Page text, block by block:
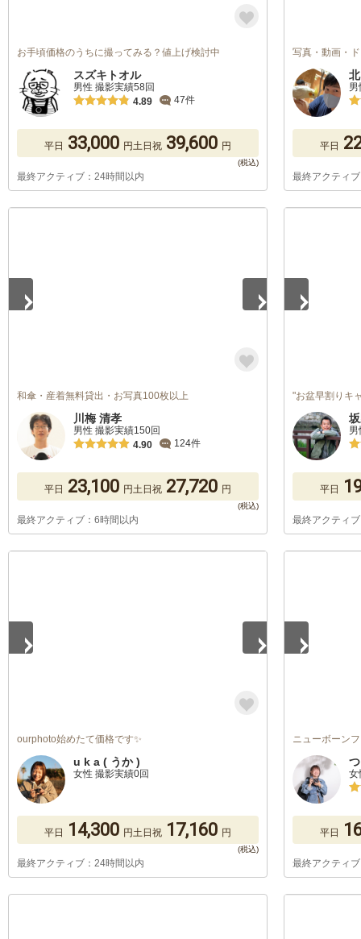
お手頃価格のうちに撮ってみる？値上げ検討中
スズキトオル
男性 撮影実績58回
4.89
47件
平日 33,000 円土日祝 39,600 円
最終アクティブ：24時間以内
写真・動画・
平日
最終アクティ
和傘・産着無料貸出・お写真100枚以上
川梅 清孝
男性 撮影実績150回
4.90
124件
平日 23,100 円土日祝 27,720 円
最終アクティブ：6時間以内
"お盆早割りキ
平日
最終アクティ
ourphoto始めたて価格です✨
u k a ( うか )
女性 撮影実績0回
平日 14,300 円土日祝 17,160 円
最終アクティブ：24時間以内
ニューボーン
女
平日
最終アクティ